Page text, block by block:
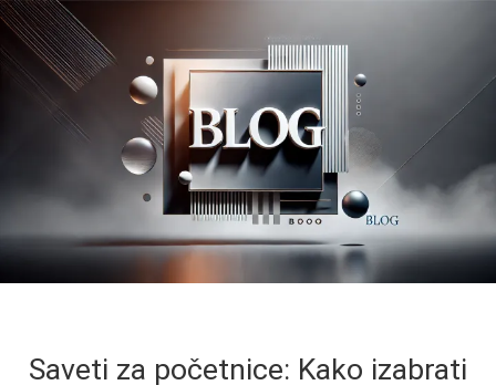
Saveti za početnice: Kako izabrati